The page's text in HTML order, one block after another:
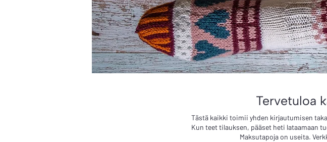
Tervetuloa
Tästä kaikki toimii yhden kirjautumisen
Kun teet tilauksen, pääset heti lataamaan
Maksutapoja on useita.